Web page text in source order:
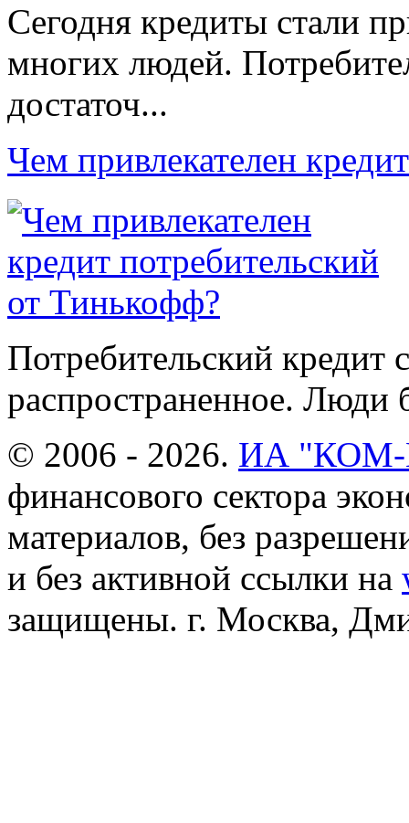
Сегодня кредиты стали
многих людей.
достаточ...
Чем привлекателен
Потребительский кредит
распространенное. Люди
© 2006 - 2026. ИА
финансового сектора
материалов, без
и без активной ссылки на
защищены. г. Москва,